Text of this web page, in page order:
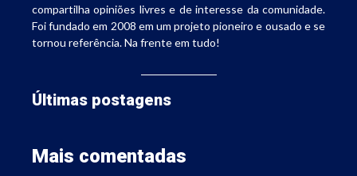
compartilha opiniões livres e de interesse da comunidade.
Foi fundado em 2008 em um projeto pioneiro e ousado e se
tornou referência. Na frente em tudo!
Últimas postagens
Mais comentadas